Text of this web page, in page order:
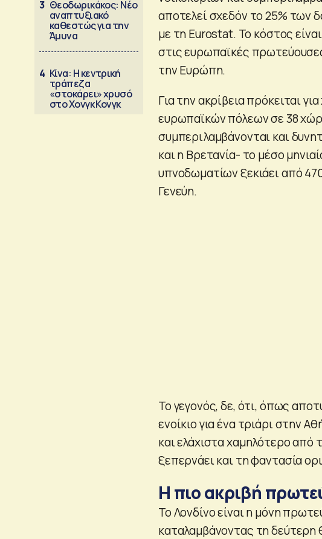
3 Θεοδωρικάκος: Νέο
αναπτυξιακό
καθεστώς για την
Άμυνα
4 Κίνα: Η κεντρική
τράπεζα
«στοκάρει» χρυσό
στο Χονγκ Κονγκ
αποτελεί σχεδόν το 25% των
με τη Eurostat. Το κόστος
στις ευρωπαϊκές
την Ευρώπη.
Για την ακρίβεια πρόκειται
ευρωπαϊκών πόλεων σε 38
συμπεριλαμβάνονται και
και η Βρετανία- το μέσο
υπνοδωματίων ξεκιάει από
Γενεύη.
Το γεγονός, δε, ότι, όπως
ενοίκιο για ένα τριάρι στην
και ελάχιστα χαμηλότερο από
ξεπερνάει και τη φαντασία
Η πιο ακριβή
Το Λονδίνο είναι η μόνη
καταλαμβάνοντας τη